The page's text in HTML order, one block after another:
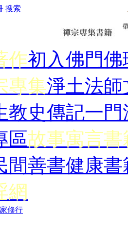
搜索
作初入佛門佛
專集淨土法師
教史傳記一門
區故事寓言書
間善書健康書
網
修行